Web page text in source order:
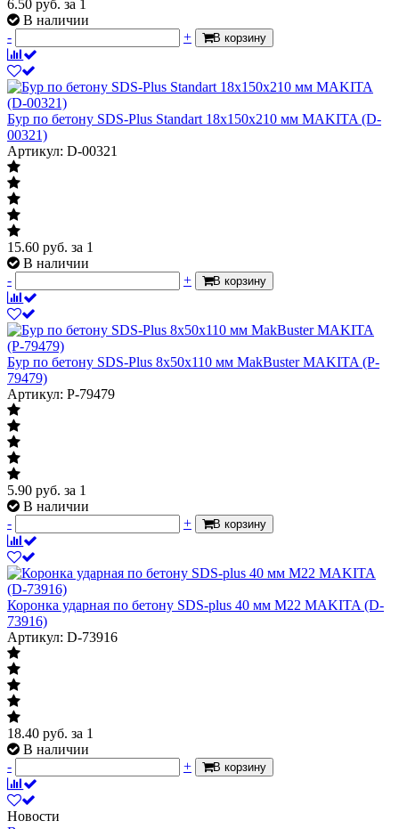
6.50 руб. за 1
В наличии
-
+ В корзину
Бур по бетону SDS-Plus Standart 18х150х210 мм MAKITA (D-
00321)
Артикул: D-00321
15.60 руб. за 1
В наличии
-
+ В корзину
Бур по бетону SDS-Plus 8x50х110 мм MakBuster MAKITA (P-
79479)
Артикул: P-79479
5.90 руб. за 1
В наличии
-
+ В корзину
Коронка ударная по бетону SDS-plus 40 мм М22 MAKITA (D-
73916)
Артикул: D-73916
18.40 руб. за 1
В наличии
-
+ В корзину
Новости